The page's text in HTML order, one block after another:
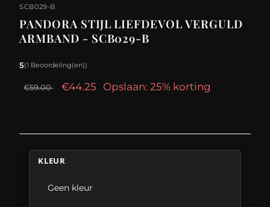
SCB029-B
PANDORA STIJL LIEFDEVOL VERGULD
ARMBAND - SCB029-B
5(1 Beoordeling(en))
€59.00 €44.25 Opslaan: 25% korting
KLEUR
Geen kleur